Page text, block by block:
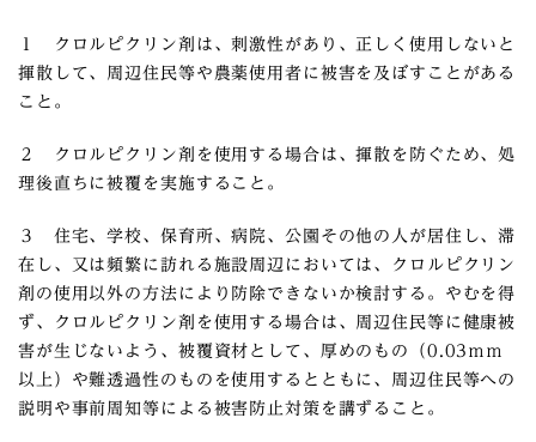
１ クロルピクリン剤は、刺激性があり、正しく使用しないと
揮散して、周辺住民等や農薬使用者に被害を及ぼすことがある
こと。
２ クロルピクリン剤を使用する場合は、揮散を防ぐため、処
理後直ちに被覆を実施すること。
３ 住宅、学校、保育所、病院、公園その他の人が居住し、滞
在し、又は頻繁に訪れる施設周辺においては、クロルピクリン
剤の使用以外の方法により防除できないか検討する。やむを得
ず、クロルピクリン剤を使用する場合は、周辺住民等に健康被
害が生じないよう、被覆資材として、厚めのもの（0.03ｍｍ
以上）や難透過性のものを使用するとともに、周辺住民等への
説明や事前周知等による被害防止対策を講ずること。